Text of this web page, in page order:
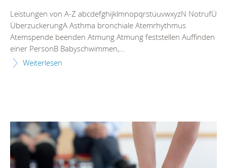
Leistungen von A-Z abcdefghijklmnopqrstüuvwxyzN NotrufÜ
ÜberzuckerungA Asthma bronchiale Atemrhythmus
Atemspende beenden Atmung Atmung feststellen Auffinden
einer PersonB Babyschwimmen,...
Weiterlesen